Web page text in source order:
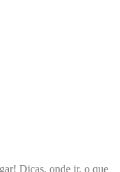
Dicas, onde ir, o que